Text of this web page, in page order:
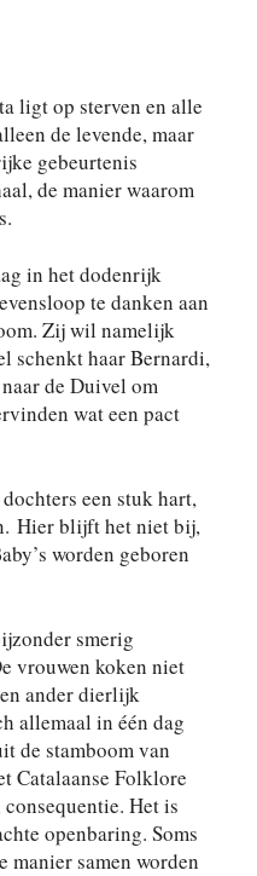
ligt op sterven en alle
de levende, maar
gebeurtenis
de manier waarom
in het dodenrijk
te danken aan
Zij wil namelijk
schenkt haar Bernardi,
de Duivel om
wat een pact
een stuk hart,
Hier blijft het niet bij,
worden geboren
smerig
vrouwen koken niet
ander dierlijk
allemaal in één dag
de stamboom van
Catalaanse Folklore
Het is
openbaring. Soms
samen worden